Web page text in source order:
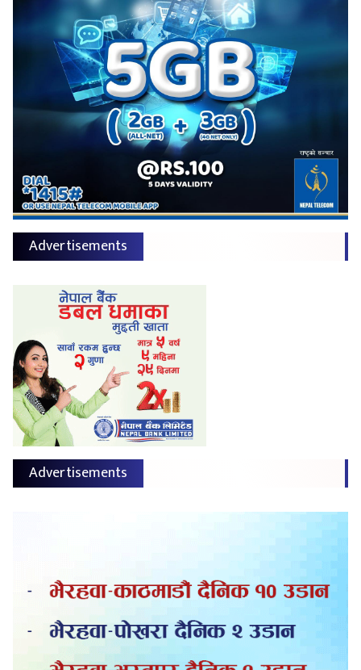
Advertisements
Advertisements